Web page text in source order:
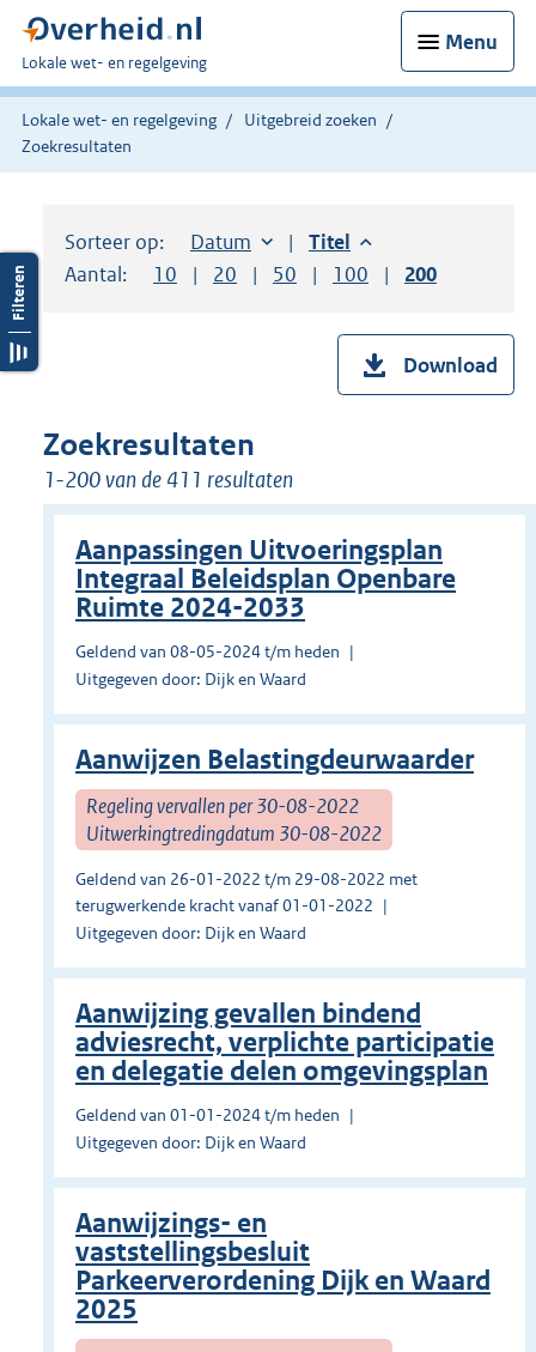
Menu
U
bent
hier:
Lokale wet- en regelgeving
Lokale wet- en regelgeving
Uitgebreid zoeken
Zoekresultaten
Sorteer op: Sorteer op:
Datum aflopendSorteer op:
Titel aflopend
Aantal:
Toon
10 resultaten per pagina
Toon
20 resultaten per pagina
Toon
50 resultaten per pagina
Toon
100 resultaten per
Toon
200
Download
Zoekresultaten
1-200 van de 411 resultaten
Aanpassingen Uitvoeringsplan
Integraal Beleidsplan Openbare
Ruimte 2024-2033
Geldend van 08-05-2024 t/m heden
Uitgegeven door: Dijk en Waard
Aanwijzen Belastingdeurwaarder
Regeling vervallen per 30-08-2022
Uitwerkingtredingdatum 30-08-2022
Geldend van 26-01-2022 t/m 29-08-2022 met
terugwerkende kracht vanaf 01-01-2022
Uitgegeven door: Dijk en Waard
Aanwijzing gevallen bindend
adviesrecht, verplichte participatie
en delegatie delen omgevingsplan
Geldend van 01-01-2024 t/m heden
Uitgegeven door: Dijk en Waard
Aanwijzings- en
vaststellingsbesluit
Parkeerverordening Dijk en Waard
2025